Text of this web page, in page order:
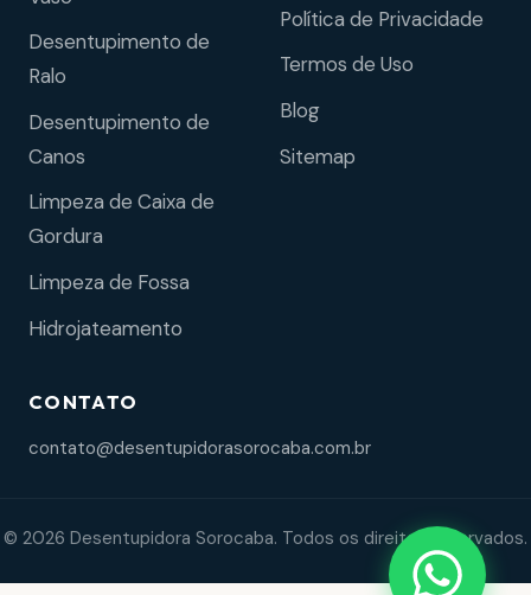
Desentupimento de
Ralo
Desentupimento de
Canos
Limpeza de Caixa de
Gordura
Limpeza de Fossa
Hidrojateamento
Política de Privacidade
Termos de Uso
Blog
Sitemap
CONTATO
contato@desentupidorasorocaba.com.br
© 2026 Desentupidora Sorocaba. Todos os direitos reservados.